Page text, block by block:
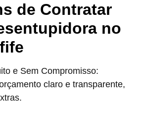
de Contratar
no
e Sem Compromisso:
claro e transparente,